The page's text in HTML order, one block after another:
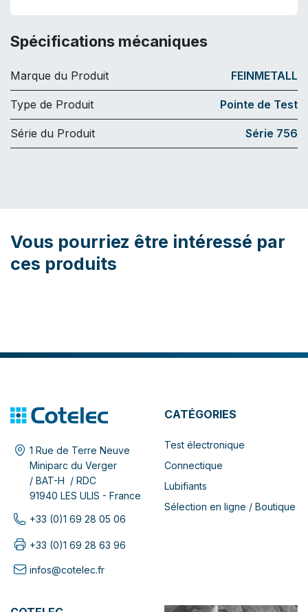
Spécifications mécaniques
Marque du Produit FEINMETALL
Type de Produit Pointe de Test
Série du Produit Série 756
Vous pourriez être intéressé par
ces produits
1 Rue de Terre Neuve
Miniparc du Verger
/ BAT-H / RDC
91940 LES ULIS - France
+33 (0)1 69 28 05 06
+33 (0)1 69 28 63 96
infos@cotelec.fr
CATÉGORIES
Test électronique
Connectique
Lubifiants
Sélection en ligne / Boutique